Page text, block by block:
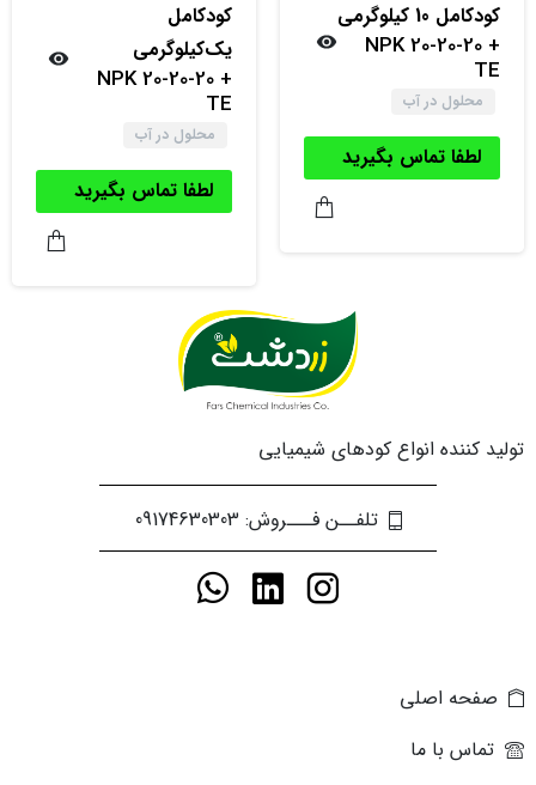
کود‌کامل 10 کیلوگرمی
NPK 20-20-20 +
TE
محلول در آب
لطفا تماس بگیرید
کود‌کامل
یک‌کیلوگرمی
NPK 20-20-20 +
TE
محلول در آب
لطفا تماس بگیرید
تولید کننده انواع کودهای شیمیایی
تلفــن فـــروش: 09174630303
صفحه اصلی
تماس با ما